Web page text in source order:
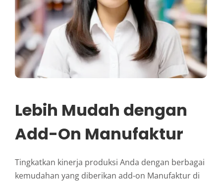
Lebih Mudah dengan
Add-On Manufaktur
Tingkatkan kinerja produksi Anda dengan berbagai
kemudahan yang diberikan add-on Manufaktur di